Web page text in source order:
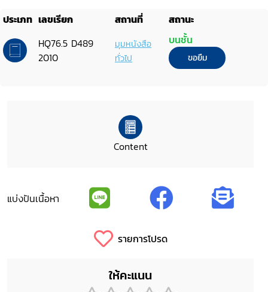
ประเภท เลขเรียก สถานที่
สถานะ
HQ76.5 D489
2010
มุมหนังสือ
ทั่วไป
บนชั้น
ขอยืม
Content
แบ่งปันเนื้อหา
รายการโปรด
ให้คะแนน